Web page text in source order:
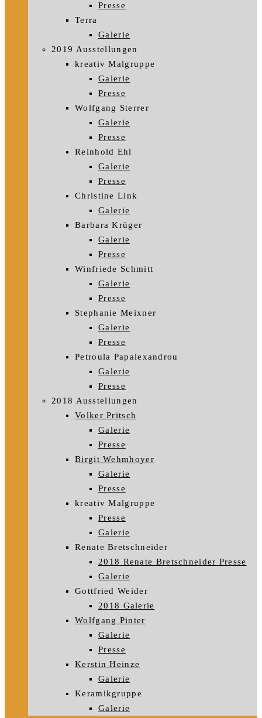
Presse
Terra
Galerie
2019 Ausstellungen
kreativ Malgruppe
Galerie
Presse
Wolfgang Sterrer
Galerie
Presse
Reinhold Ehl
Galerie
Presse
Christine Link
Galerie
Barbara Krüger
Galerie
Presse
Winfriede Schmitt
Galerie
Presse
Stephanie Meixner
Galerie
Presse
Petroula Papalexandrou
Galerie
Presse
2018 Ausstellungen
Volker Pritsch
Galerie
Presse
Birgit Wehmhoyer
Galerie
Presse
kreativ Malgruppe
Presse
Galerie
Renate Bretschneider
2018 Renate Bretschneider Presse
Galerie
Gottfried Weider
2018 Galerie
Wolfgang Pinter
Galerie
Presse
Kerstin Heinze
Galerie
Keramikgruppe
Galerie